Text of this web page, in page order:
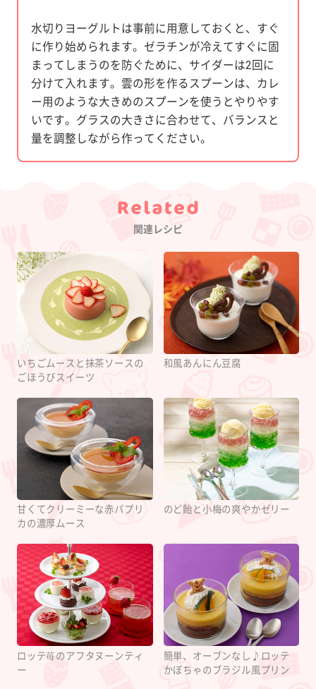
水切りヨーグルトは事前に用意しておくと、すぐ
に作り始められます。ゼラチンが冷えてすぐに固
まってしまうのを防ぐために、サイダーは2回に
分けて入れます。雲の形を作るスプーンは、カレ
ー用のような大きめのスプーンを使うとやりやす
いです。グラスの大きさに合わせて、バランスと
量を調整しながら作ってください。
Category
関連レシピ
いちごムースと抹茶ソースの
ごほうびスイーツ
和風あんにん豆腐
甘くてクリーミーな赤パプリ
カの濃厚ムース
のど飴と小梅の爽やかゼリー
ロッテ苺のアフタヌーンティ
ー
簡単、オーブンなし♪ロッテ
かぼちゃのブラジル風プリン